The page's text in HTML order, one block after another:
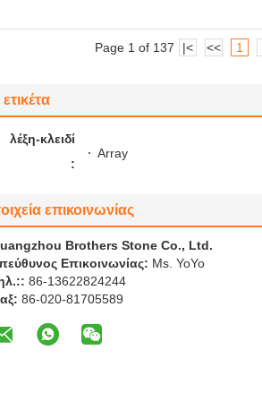
Page 1 of 137 |< << 1
ετικέτα
λέξη-κλειδί
:
Array
επικοινωνίας
Brothers Stone Co., Ltd.
Επικοινωνίας: Ms. YoYo
86-13622824244
86-020-81705589